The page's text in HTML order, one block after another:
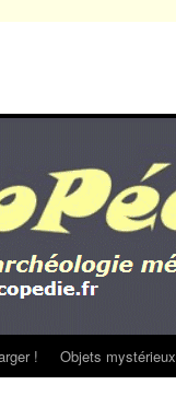
! Objets mystérieux